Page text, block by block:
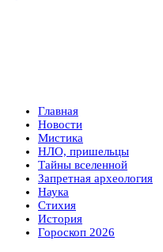
Главная
Новости
Мистика
НЛО, пришельцы
Тайны вселенной
Запретная археология
Наука
Стихия
История
Гороскоп 2026